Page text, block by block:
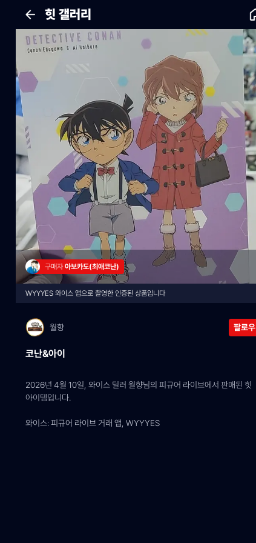
힛 갤러리
구매자 아보카도(최애코난)
WYYYES 와이스 앱으로 촬영한 인증된 상품입니다
월향 팔로우
코난&아이
2026년 4월 10일, 와이스 딜러 월향님의 피규어 라이브에서 판매된 힛
아이템입니다.
와이스: 피규어 라이브 거래 앱, WYYYES